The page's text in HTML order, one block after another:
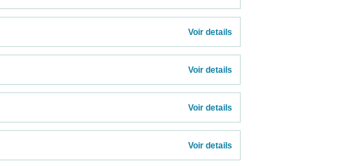
Voir details
Voir details
Voir details
Voir details